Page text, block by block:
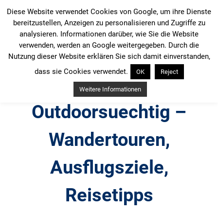
Inhalt
springen
Outdoorsuechtig –
Wandertouren,
Ausflugsziele,
Reisetipps
Diese Website verwendet Cookies von Google, um ihre Dienste
bereitzustellen, Anzeigen zu personalisieren und Zugriffe zu
analysieren. Informationen darüber, wie Sie die Website
verwenden, werden an Google weitergegeben. Durch die
Nutzung dieser Website erklären Sie sich damit einverstanden,
dass sie Cookies verwendet.
OK Reject
Weitere Informationen